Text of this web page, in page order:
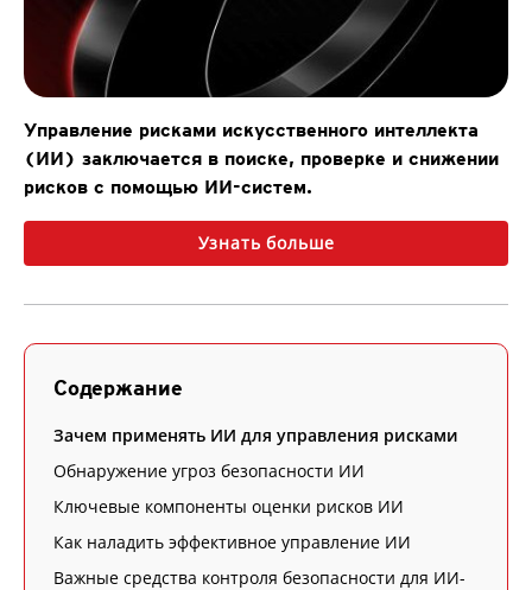
Управление рисками искусственного интеллекта
(ИИ) заключается в поиске, проверке и снижении
рисков с помощью ИИ-систем.
Узнать больше
Содержание
Зачем применять ИИ для управления рисками
Обнаружение угроз безопасности ИИ
Ключевые компоненты оценки рисков ИИ
Как наладить эффективное управление ИИ
Важные средства контроля безопасности для ИИ-